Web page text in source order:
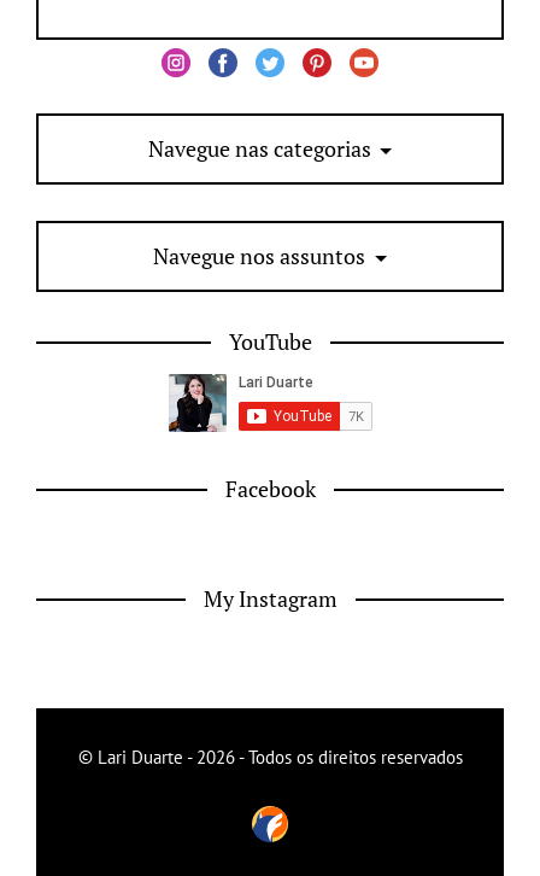
Navegue nas categorias
Navegue nos assuntos
YouTube
Facebook
My Instagram
© Lari Duarte - 2026 - Todos os direitos reservados